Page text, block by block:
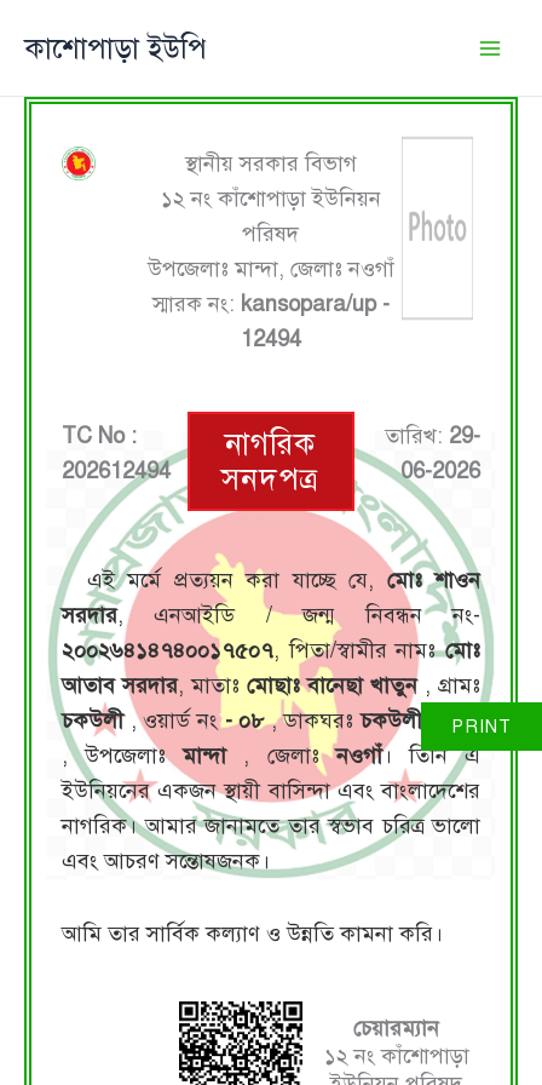
কাশোপাড়া ইউপি
স্থানীয় সরকার বিভাগ
১২ নং কাঁশোপাড়া ইউনিয়ন
পরিষদ
উপজেলাঃ মান্দা, জেলাঃ নওগাঁ
স্মারক নং: kansopara/up -
12494
TC No :
202612494
নাগরিক
সনদপত্র
তারিখ: 29-
06-2026
এই মর্মে প্রত্যয়ন করা যাচ্ছে যে, মোঃ শাওন
সরদার, এনআইডি / জন্ম নিবন্ধন নং-
২০০২৬৪১৪৭৪০০১৭৫০৭, পিতা/স্বামীর নামঃমোঃ
আতাব সরদার, মাতাঃ মোছাঃ বানেছা খাতুন , গ্রামঃ
চকউলী , ওয়ার্ড নং- ০৮, ডাকঘরঃচকউলী-৬৫১০
, উপজেলাঃমান্দা , জেলাঃনওগাঁ। তিনি এ
ইউনিয়নের একজন স্থায়ী বাসিন্দা এবং বাংলাদেশের
নাগরিক। আমার জানামতে তার স্বভাব চরিত্র ভালো
এবং আচরণ সন্তোষজনক।
আমি তার সার্বিক কল্যাণ ও উন্নতি কামনা করি।
চেয়ারম্যান
১২ নং কাঁশোপাড়া